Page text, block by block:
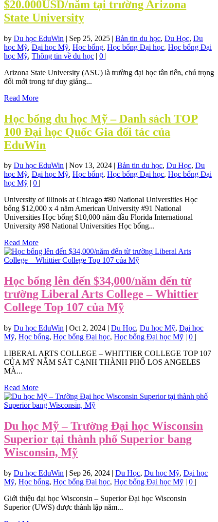
$20.000USD/năm tại trường Arizona
State University
by Du học EduWin | Sep 25, 2025 | Bản tin du học, Du Học, Du
học Mỹ, Đại học Mỹ, Học bổng, Học bổng Đại học, Học bổng Đại
học Mỹ, Thông tin về du học | 0 |
Arizona State University (ASU) là trường đại học tân tiến, chú trọng
đổi mới trong tư duy giảng...
Read More
Học bổng du học Mỹ – Danh sách TOP
100 Đại học Quốc Gia đối tác của
EduWin
by Du học EduWin | Nov 13, 2024 | Bản tin du học, Du Học, Du
học Mỹ, Đại học Mỹ, Học bổng, Học bổng Đại học, Học bổng Đại
học Mỹ | 0 |
University of Illinois at Chicago #80 National Universities Học
bổng $12,000 x 4 năm American University #91 National
Universities Học bổng $10,000 năm đầu Florida International
University #98 National Universities Học bổng...
Read More
Học bổng lên đến $34,000/năm đến từ
trường Liberal Arts College – Whittier
College Top 107 của Mỹ
by Du học EduWin | Oct 2, 2024 | Du Học, Du học Mỹ, Đại học
Mỹ, Học bổng, Học bổng Đại học, Học bổng Đại học Mỹ | 0 |
LIBERAL ARTS COLLEGE – WHITTIER COLLEGE TOP 107
CỦA MỸ NẰM SÁT CẠNH THÀNH PHỐ LOS ANGELES
MÀ...
Read More
Du học Mỹ – Trường Đại học Wisconsin
Superior tại thành phố Superior bang
Wisconsin, Mỹ
by Du học EduWin | Sep 26, 2024 | Du Học, Du học Mỹ, Đại học
Mỹ, Học bổng, Học bổng Đại học, Học bổng Đại học Mỹ | 0 |
Giới thiệu đại học Wisconsin – Superior Đại học Wisconsin
Superior (UWS) được thành lập năm...